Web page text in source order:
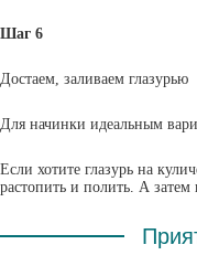
Шаг 6
Достаем, заливаем глазурью
Для начинки идеальным
Если хотите глазурь на
растопить и полить. А затем